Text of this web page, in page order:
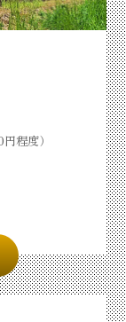
程度）